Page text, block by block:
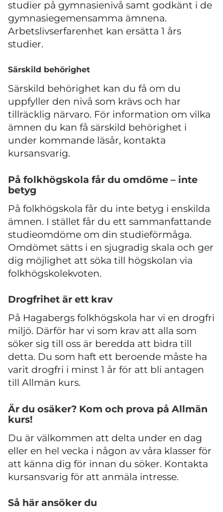
studier på gymnasienivå samt godkänt i de
gymnasiegemensamma ämnena.
Arbetslivserfarenhet kan ersätta 1 års
studier.
Särskild behörighet
Särskild behörighet kan du få om du
uppfyller den nivå som krävs och har
tillräcklig närvaro. För information om vilka
ämnen du kan få särskild behörighet i
under kommande läsår, kontakta
kursansvarig.
På folkhögskola får du omdöme – inte
betyg
På folkhögskola får du inte betyg i enskilda
ämnen. I stället får du ett sammanfattande
studieomdöme om din studieförmåga.
Omdömet sätts i en sjugradig skala och ger
dig möjlighet att söka till högskolan via
folkhögskolekvoten.
Drogfrihet är ett krav
På Hagabergs folkhögskola har vi en drogfri
miljö. Därför har vi som krav att alla som
söker sig till oss är beredda att bidra till
detta. Du som haft ett beroende måste ha
varit drogfri i minst 1 år för att bli antagen
till Allmän kurs.
Är du osäker? Kom och prova på Allmän
kurs!
Du är välkommen att delta under en dag
eller en hel vecka i någon av våra klasser för
att känna dig för innan du söker. Kontakta
kursansvarig för att anmäla intresse.
Så här ansöker du